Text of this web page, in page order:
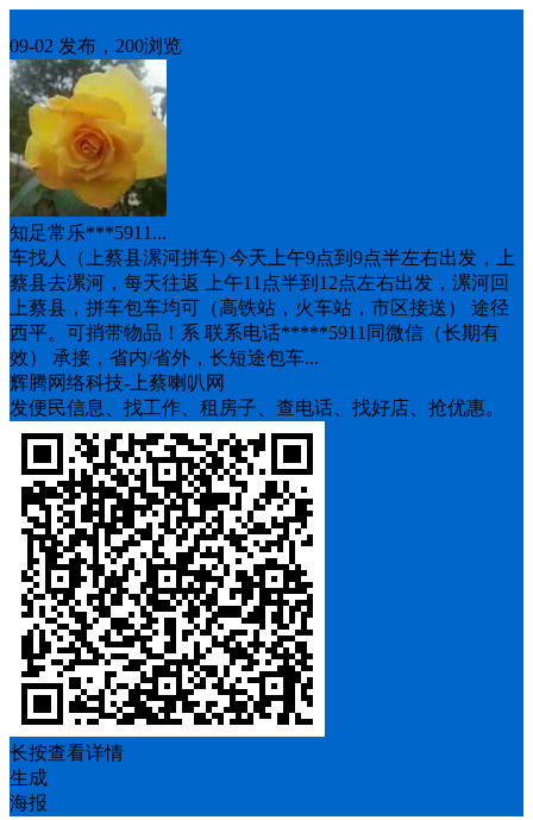
09-02 发布，200浏览
知足常乐***5911...
车找人（上蔡县漯河拼车) 今天上午9点到9点半左右出发，上
蔡县去漯河，每天往返 上午11点半到12点左右出发，漯河回
上蔡县，拼车包车均可（高铁站，火车站，市区接送） 途径
西平。可捎带物品！系 联系电话*****5911同微信（长期有
效） 承接，省内/省外，长短途包车...
辉腾网络科技-上蔡喇叭网
发便民信息、找工作、租房子、查电话、找好店、抢优惠。
长按查看详情
生成
海报